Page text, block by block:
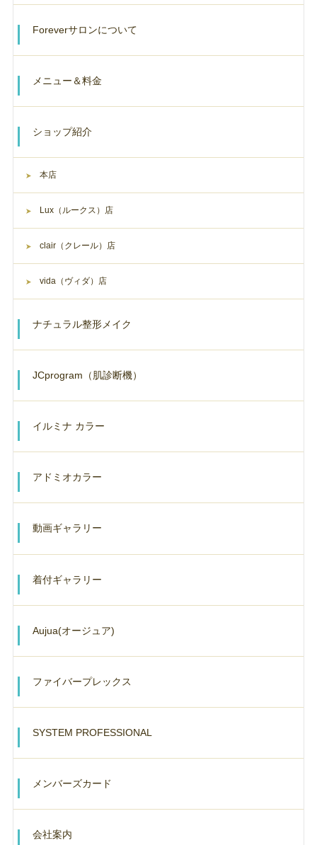
Foreverサロンについて
メニュー＆料金
ショップ紹介
本店
Lux（ルークス）店
clair（クレール）店
vida（ヴィダ）店
ナチュラル整形メイク
JCprogram（肌診断機）
イルミナ カラー
アドミオカラー
動画ギャラリー
着付ギャラリー
Aujua(オージュア)
ファイバープレックス
SYSTEM PROFESSIONAL
メンバーズカード
会社案内